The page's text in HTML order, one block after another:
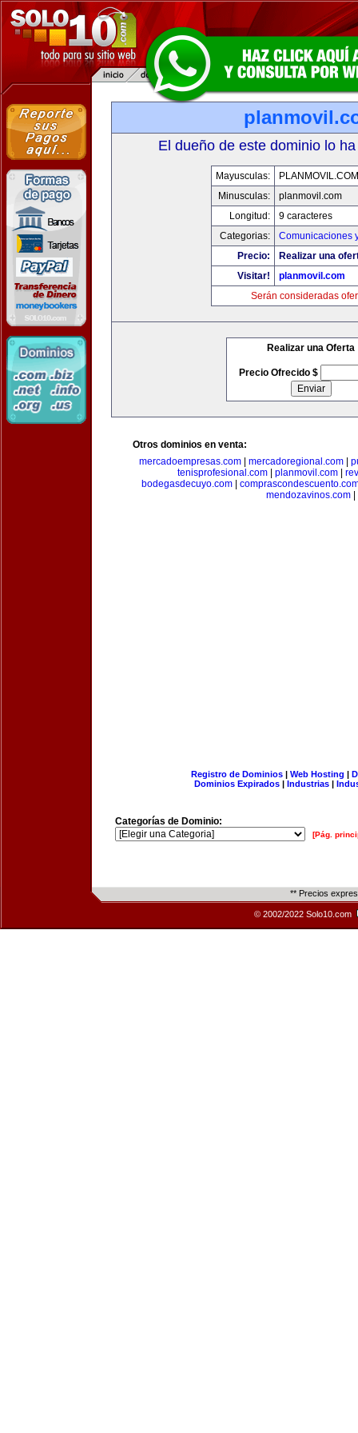
El dueño de este dominio lo
Mayusculas:
PLANMOVIL.COM
Minusculas:
planmovil.com
Longitud:
9 caracteres
Categorias:
Comunicaciones
Precio:
Realizar una
Visitar!
planmovil.com
Serán consideradas
Realizar una Oferta
Precio Ofrecido $
Otros dominios en venta:
mercadoempresas.com| mercadoregional.com|
tenisprofesional.com
planmovil.com
bodegasdecuyo.com
mendozavinos.com
Registro de Dominios| Web Hosting |
Dominios Expirados | Industrias |
Categorías de Dominio:
[Pág.
** Precios
© 2002/2022 Solo10.com